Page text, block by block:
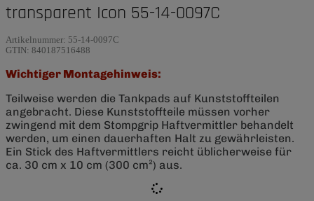
transparent Icon 55-14-0097C
Artikelnummer: 55-14-0097C
GTIN: 840187516488
Wichtiger Montagehinweis:
Teilweise werden die Tankpads auf Kunststoffteilen
angebracht. Diese Kunststoffteile müssen vorher
zwingend mit dem Stompgrip Haftvermittler behandelt
werden, um einen dauerhaften Halt zu gewährleisten.
Ein Stick des Haftvermittlers reicht üblicherweise für
ca. 30 cm x 10 cm (300 cm²) aus.